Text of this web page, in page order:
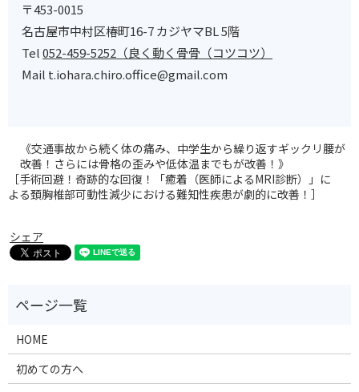
〒453-0015
名古屋市中村区椿町16-7 カジヤマBL 5階
Tel‪052-459-5252‬ （良く動く骨骨（コツコツ）
Mail t.iohara.chiro.office@gmail.com
《交通事故から続く体の痛み、中学生から繰り返すギックリ腰が
改善！さらには骨格の歪みや低体温までもが改善！》
［ 手術回避！奇跡的な回復！「癒着（医師によるMRI診断）」に
よる頚胸椎部可動性減少における難知性疾患が劇的に改善！］
シェア
HOME
初めての方へ